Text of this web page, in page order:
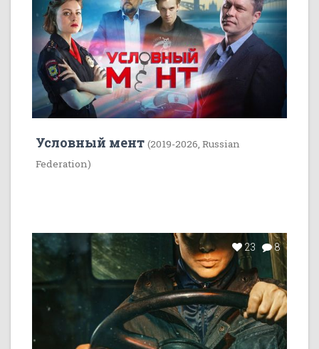
Условный мент (2019-2026, Russian
Federation)
23 8